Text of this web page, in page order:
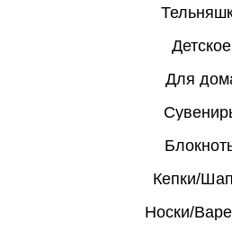
Детское
Для
Кепки/
Носки/